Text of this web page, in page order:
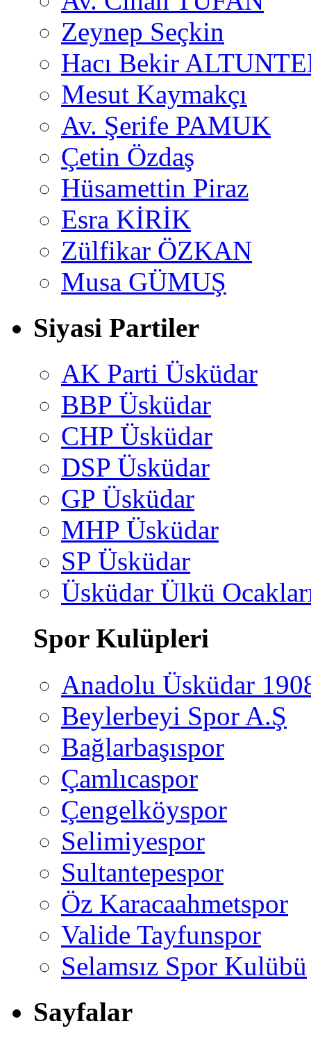
Zeynep Seçkin
Hacı Bekir
Mesut Kaymakçı
Av. Şerife PAMUK
Çetin Özdaş
Hüsamettin Piraz
Esra KİRİK
Zülfikar ÖZKAN
Musa GÜMUŞ
Siyasi Partiler
AK Parti Üsküdar
BBP Üsküdar
CHP Üsküdar
DSP Üsküdar
GP Üsküdar
MHP Üsküdar
SP Üsküdar
Üsküdar Ülkü
Spor Kulüpleri
Anadolu Üsküdar
Beylerbeyi Spor A.Ş
Bağlarbaşıspor
Çamlıcaspor
Çengelköyspor
Selimiyespor
Sultantepespor
Öz Karacaahmetspor
Valide Tayfunspor
Selamsız Spor Kulübü
Sayfalar